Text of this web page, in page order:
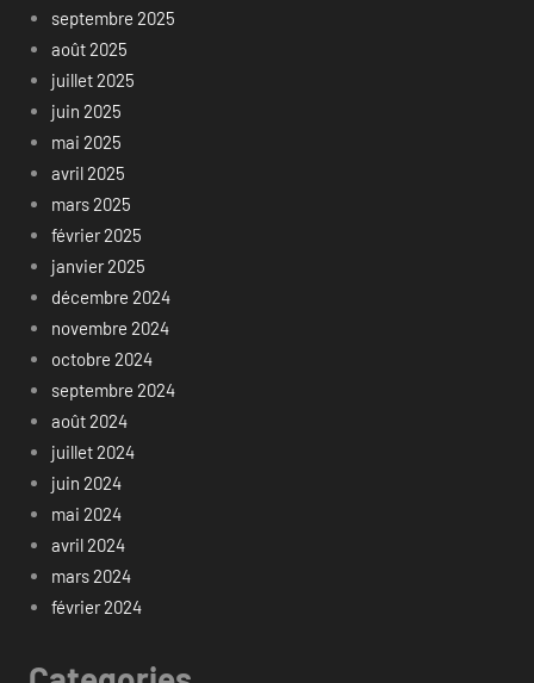
septembre 2025
août 2025
juillet 2025
juin 2025
mai 2025
avril 2025
mars 2025
février 2025
janvier 2025
décembre 2024
novembre 2024
octobre 2024
septembre 2024
août 2024
juillet 2024
juin 2024
mai 2024
avril 2024
mars 2024
février 2024